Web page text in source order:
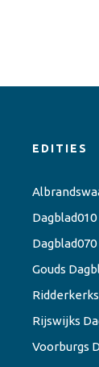
EDITIES
Dagblad010
Dagblad070
Gouds
Rijswijks
Voorburgs